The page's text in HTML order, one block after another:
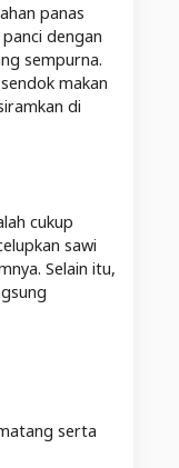
panas
dengan
sempurna.
makan
di
cukup
sawi
Selain itu,
serta